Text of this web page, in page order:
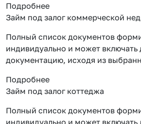
Подробнее
Займ под залог коммерческой
Полный список документов
индивидуально и может включать
документацию, исходя из
Подробнее
Займ под залог коттеджа
Полный список документов
индивидуально и может включать